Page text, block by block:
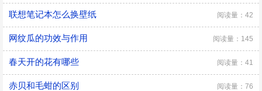
联想笔记本怎么换壁纸 阅读量：42
网纹瓜的功效与作用 阅读量：145
春天开的花有哪些 阅读量：41
赤贝和毛蚶的区别 阅读量：76